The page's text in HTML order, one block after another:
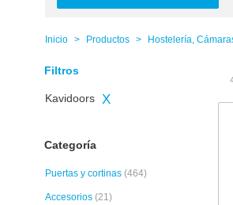
Inicio Productos Hostelería,
Filtros
Kavidoors X
Categoría
Puertas y cortinas (464)
Accesorios (21)